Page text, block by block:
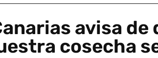
avisa de
cosecha